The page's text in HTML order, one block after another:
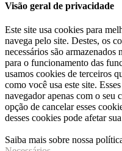
Visão geral de privacidade
Este site usa cookies para
navega pelo site. Destes, os
necessários são armazenados
para o funcionamento das
usamos cookies de terceiros
como você usa este site.
navegador apenas com o seu
opção de cancelar esses
desses cookies pode afetar
Saiba mais sobre nossa